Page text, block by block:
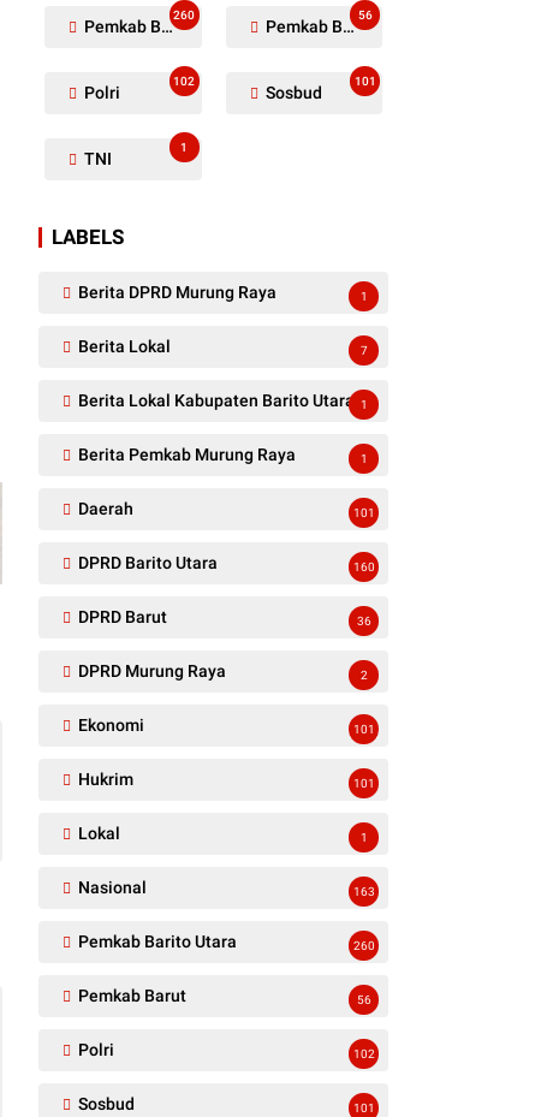
Pemkab Barito Utara
260
Pemkab Barut
56
Polri
102
Sosbud
101
TNI
1
LABELS
Berita DPRD Murung Raya 1
Berita Lokal 7
Berita Lokal Kabupaten Barito Utara 1
Berita Pemkab Murung Raya 1
Daerah 101
DPRD Barito Utara 160
DPRD Barut 36
DPRD Murung Raya 2
Ekonomi 101
Hukrim 101
Lokal 1
Nasional 163
Pemkab Barito Utara 260
Pemkab Barut 56
Polri 102
Sosbud 101